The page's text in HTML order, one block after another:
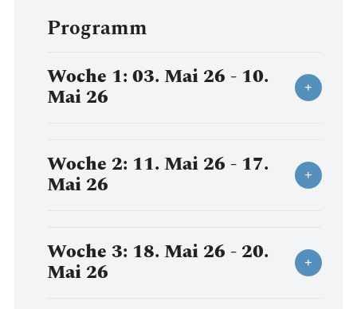
Programm
Woche 1: 03. Mai 26 - 10.
Mai 26
Woche 2: 11. Mai 26 - 17.
Mai 26
Woche 3: 18. Mai 26 - 20.
Mai 26